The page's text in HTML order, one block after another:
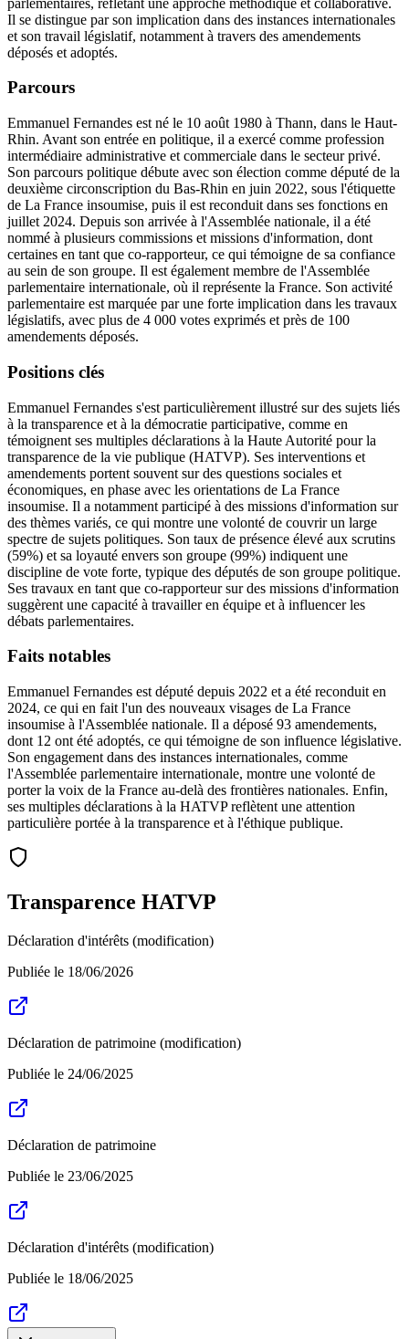
Il se distingue par son implication dans des instances internationales
et son travail législatif, notamment à travers des amendements
déposés et adoptés.
Parcours
Emmanuel Fernandes est né le 10 août 1980 à Thann, dans le Haut-
Rhin. Avant son entrée en politique, il a exercé comme profession
intermédiaire administrative et commerciale dans le secteur privé.
Son parcours politique débute avec son élection comme député de la
deuxième circonscription du Bas-Rhin en juin 2022, sous l'étiquette
de La France insoumise, puis il est reconduit dans ses fonctions en
juillet 2024. Depuis son arrivée à l'Assemblée nationale, il a été
nommé à plusieurs commissions et missions d'information, dont
certaines en tant que co-rapporteur, ce qui témoigne de sa confiance
au sein de son groupe. Il est également membre de l'Assemblée
parlementaire internationale, où il représente la France. Son activité
parlementaire est marquée par une forte implication dans les travaux
législatifs, avec plus de 4 000 votes exprimés et près de 100
amendements déposés.
Positions clés
Emmanuel Fernandes s'est particulièrement illustré sur des sujets liés
à la transparence et à la démocratie participative, comme en
témoignent ses multiples déclarations à la Haute Autorité pour la
transparence de la vie publique (HATVP). Ses interventions et
amendements portent souvent sur des questions sociales et
économiques, en phase avec les orientations de La France
insoumise. Il a notamment participé à des missions d'information sur
des thèmes variés, ce qui montre une volonté de couvrir un large
spectre de sujets politiques. Son taux de présence élevé aux scrutins
(59%) et sa loyauté envers son groupe (99%) indiquent une
discipline de vote forte, typique des députés de son groupe politique.
Ses travaux en tant que co-rapporteur sur des missions d'information
suggèrent une capacité à travailler en équipe et à influencer les
débats parlementaires.
Faits notables
Emmanuel Fernandes est député depuis 2022 et a été reconduit en
2024, ce qui en fait l'un des nouveaux visages de La France
insoumise à l'Assemblée nationale. Il a déposé 93 amendements,
dont 12 ont été adoptés, ce qui témoigne de son influence législative.
Son engagement dans des instances internationales, comme
l'Assemblée parlementaire internationale, montre une volonté de
porter la voix de la France au-delà des frontières nationales. Enfin,
ses multiples déclarations à la HATVP reflètent une attention
particulière portée à la transparence et à l'éthique publique.
Transparence HATVP
Déclaration d'intérêts (modification)
Publiée le 18/06/2026
Déclaration de patrimoine (modification)
Publiée le 24/06/2025
Déclaration de patrimoine
Publiée le 23/06/2025
Déclaration d'intérêts (modification)
Publiée le 18/06/2025